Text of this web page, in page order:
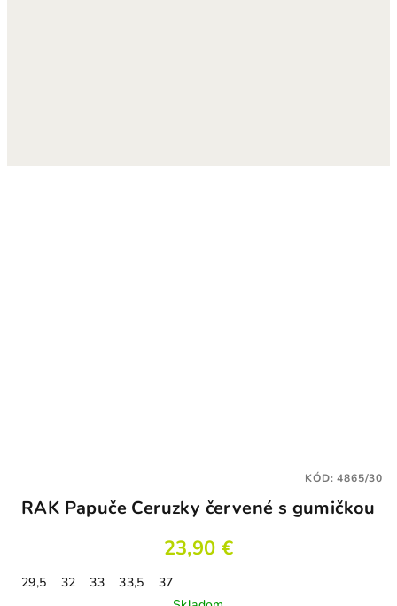
RAK Papuče Ceruzky červené s gumičkou
23,90 €
29,5 32 33 33,5
37
KÓD:4865/30